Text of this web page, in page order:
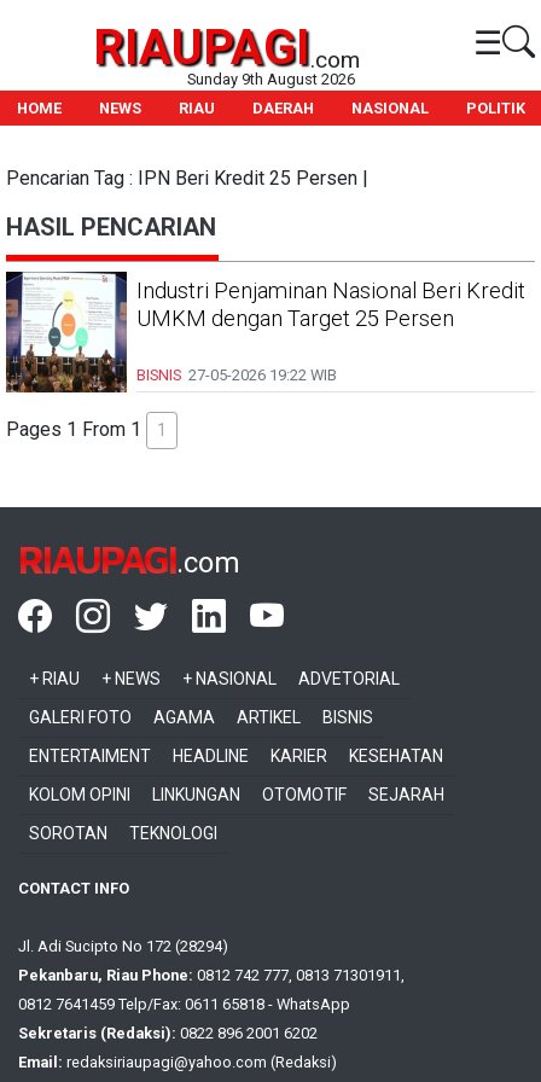
RIAUPAGI.com ☰
Sunday 9th August 2026
HOME
NEWS RIAU DAERAH NASIONAL POLITIK
Pencarian Tag : IPN Beri Kredit 25 Persen |
HASIL PENCARIAN
Industri Penjaminan Nasional Beri Kredit
UMKM dengan Target 25 Persen
BISNIS 27-05-2026 19:22 WIB
Pages 1 From 1 1
RIAUPAGI.com
+ RIAU + NEWS + NASIONAL
ADVETORIAL
GALERI FOTO
AGAMA ARTIKEL
BISNIS
ENTERTAIMENT
HEADLINE KARIER
KESEHATAN
KOLOM OPINI
LINKUNGAN OTOMOTIF
SEJARAH
SOROTAN
TEKNOLOGI
CONTACT INFO
Jl. Adi Sucipto No 172 (28294)
Pekanbaru, Riau Phone: 0812 742 777, 0813 71301911,
0812 7641459 Telp/Fax: 0611 65818 - WhatsApp
Sekretaris (Redaksi): 0822 896 2001 6202
Email: redaksiriaupagi@yahoo.com (Redaksi)